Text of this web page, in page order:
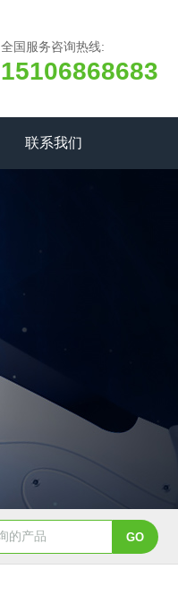
全国服务咨询热线:
15106868683
联系我们